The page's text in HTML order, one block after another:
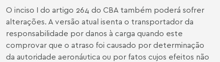
O inciso I do artigo 264 do CBA também poderá sofrer
alterações. A versão atual isenta o transportador da
responsabilidade por danos à carga quando este
comprovar que o atraso foi causado por determinação
da autoridade aeronáutica ou por fatos cujos efeitos não